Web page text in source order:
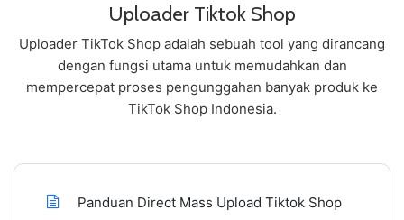
Uploader Tiktok Shop
Uploader TikTok Shop adalah sebuah tool yang dirancang
dengan fungsi utama untuk memudahkan dan
mempercepat proses pengunggahan banyak produk ke
TikTok Shop Indonesia.
Panduan Direct Mass Upload Tiktok Shop